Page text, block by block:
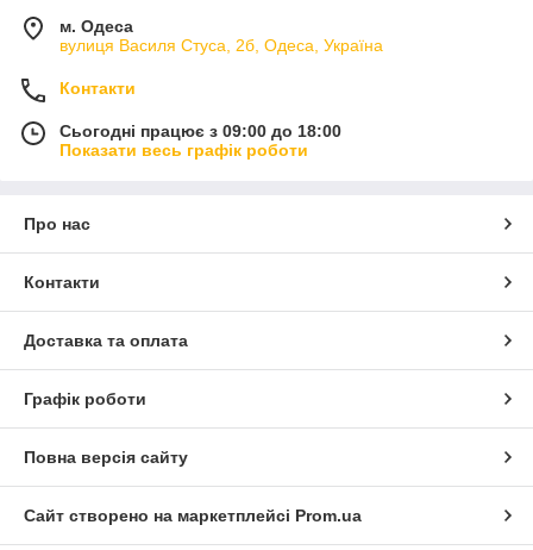
м. Одеса
вулиця Василя Стуса, 2б, Одеса, Україна
Контакти
Сьогодні працює з 09:00 до 18:00
Показати весь графік роботи
Про нас
Контакти
Доставка та оплата
Графік роботи
Повна версія сайту
Сайт створено на маркетплейсі Prom.ua